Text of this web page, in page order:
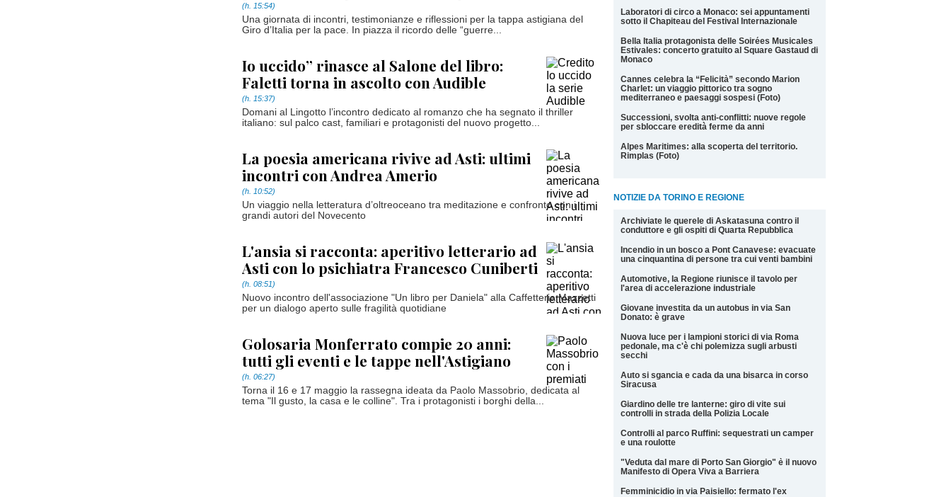
Laboratori di circo a Monaco: sei appuntamenti
sotto il Chapiteau del Festival Internazionale
Bella Italia protagonista delle Soirées Musicales
Estivales: concerto gratuito al Square Gastaud di
Monaco
Cannes celebra la “Felicità” secondo Marion
Charlet: un viaggio pittorico tra sogno
mediterraneo e paesaggi sospesi (Foto)
Successioni, svolta anti-conflitti: nuove regole
per sbloccare eredità ferme da anni
Alpes Maritimes: alla scoperta del territorio.
Rimplas (Foto)
NOTIZIE DA TORINO E REGIONE
Archiviate le querele di Askatasuna contro il
conduttore e gli ospiti di Quarta Repubblica
Incendio in un bosco a Pont Canavese: evacuate
una cinquantina di persone tra cui venti bambini
Automotive, la Regione riunisce il tavolo per
l'area di accelerazione industriale
Giovane investita da un autobus in via San
Donato: è grave
Nuova luce per i lampioni storici di via Roma
pedonale, ma c'è chi polemizza sugli arbusti
secchi
Auto si sgancia e cada da una bisarca in corso
Siracusa
Giardino delle tre lanterne: giro di vite sui
controlli in strada della Polizia Locale
Controlli al parco Ruffini: sequestrati un camper
e una roulotte
"Veduta dal mare di Porto San Giorgio" è il nuovo
Manifesto di Opera Viva a Barriera
Femminicidio in via Paisiello: fermato l'ex
(h. 15:54)
Una giornata di incontri, testimonianze e riflessioni per la tappa astigiana del
Giro d’Italia per la pace. In piazza il ricordo delle “guerre...
Io uccido” rinasce al Salone del libro:
Faletti torna in ascolto con Audible
(h. 15:37)
Domani al Lingotto l’incontro dedicato al romanzo che ha segnato il thriller
italiano: sul palco cast, familiari e protagonisti del nuovo progetto...
La poesia americana rivive ad Asti: ultimi
incontri con Andrea Amerio
(h. 10:52)
Un viaggio nella letteratura d’oltreoceano tra meditazione e confronto con i
grandi autori del Novecento
L'ansia si racconta: aperitivo letterario ad
Asti con lo psichiatra Francesco Cuniberti
(h. 08:51)
Nuovo incontro dell'associazione "Un libro per Daniela" alla Caffetteria Mazzetti
per un dialogo aperto sulle fragilità quotidiane
Golosaria Monferrato compie 20 anni:
tutti gli eventi e le tappe nell'Astigiano
(h. 06:27)
Torna il 16 e 17 maggio la rassegna ideata da Paolo Massobrio, dedicata al
tema "Il gusto, la casa e le colline". Tra i protagonisti i borghi della...